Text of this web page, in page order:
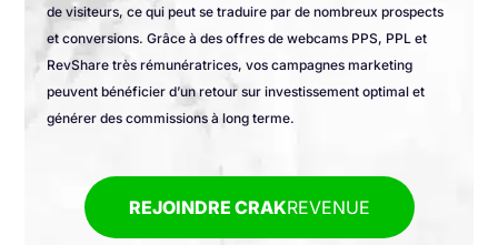
de visiteurs, ce qui peut se traduire par de nombreux prospects
et conversions. Grâce à des offres de webcams PPS, PPL et
RevShare très rémunératrices, vos campagnes marketing
peuvent bénéficier d’un retour sur investissement optimal et
générer des commissions à long terme.
REJOINDRE CRAKREVENUE